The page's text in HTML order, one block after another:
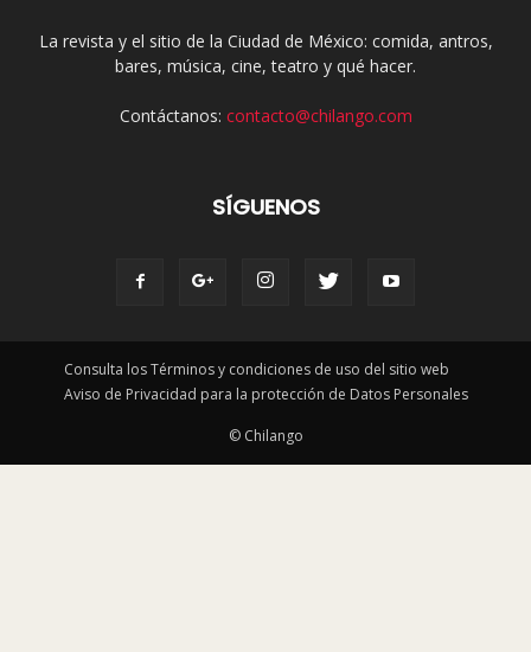
La revista y el sitio de la Ciudad de México: comida, antros,
bares, música, cine, teatro y qué hacer.
Contáctanos: contacto@chilango.com
SÍGUENOS
Consulta los Términos y condiciones de uso del sitio web
Aviso de Privacidad para la protección de Datos Personales
© Chilango